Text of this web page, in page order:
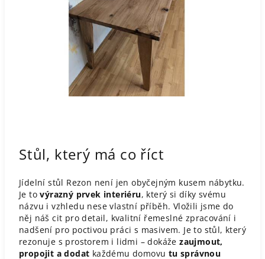
Stůl, který má co říct
Jídelní stůl Rezon není jen obyčejným kusem nábytku.
Je tovýrazný prvek interiéru, který si díky svému
názvu i vzhledu nese vlastní příběh. Vložili jsme do
něj náš cit pro detail, kvalitní řemeslné zpracování i
nadšení pro poctivou práci s masivem. Je to stůl, který
rezonuje s prostorem i lidmi – dokáže zaujmout,
propojit a dodat každému domovu tu správnou